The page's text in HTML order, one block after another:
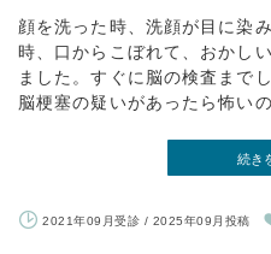
顔を洗った時、洗顔が目に染
時、口からこぼれて、おかし
ました。すぐに脳の検査まで
脳梗塞の疑いがあったら怖い
続き
2021年09月受診 / 2025年09月投稿